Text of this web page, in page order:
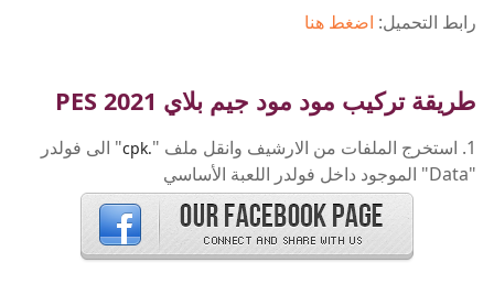
رابط التحميل: اضغط هنا
طريقة تركيب مود مود جيم بلاي 2021 PES
1. استخرج الملفات من الارشيف وانقل ملف " .cpk
" الى فولدر
"Data" الموجود داخل فولدر اللعبة الأساسي